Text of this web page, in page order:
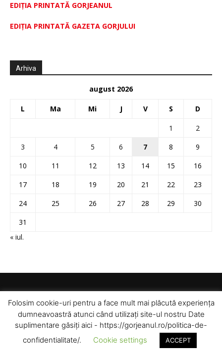
EDIȚIA PRINTATĂ GORJEANUL
EDIŢIA PRINTATĂ GAZETA GORJULUI
Arhiva
august 2026
L Ma Mi J V S D
1
2
3
4 5 6 7 8
9
10
11 12 13 14 15
16
17
18 19 20 21 22
23
24
25 26 27 28 29
30
31
« iul.
© Toate drepturile rezervate pentru Gorjeanul SA
Folosim cookie-uri pentru a face mult mai plăcută experiența
dumneavoastră atunci când utilizați site-ul nostru Date
suplimentare găsiți aici - https://gorjeanul.ro/politica-de-
confidentialitate/.
Cookie settings ACCEPT